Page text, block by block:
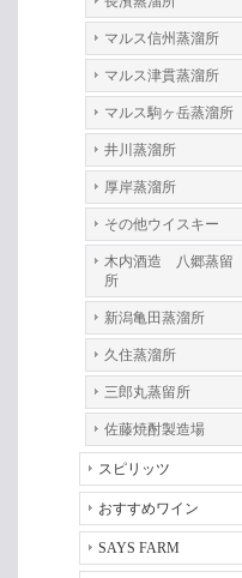
マルス信州蒸溜所
マルス津貫蒸溜所
マルス駒ヶ岳蒸溜所
井川蒸溜所
厚岸蒸溜所
その他ウイスキー
木内酒造 八郷蒸留
所
新潟亀田蒸溜所
久住蒸溜所
三郎丸蒸留所
佐藤焼酎製造場
スピリッツ
おすすめワイン
SAYS FARM